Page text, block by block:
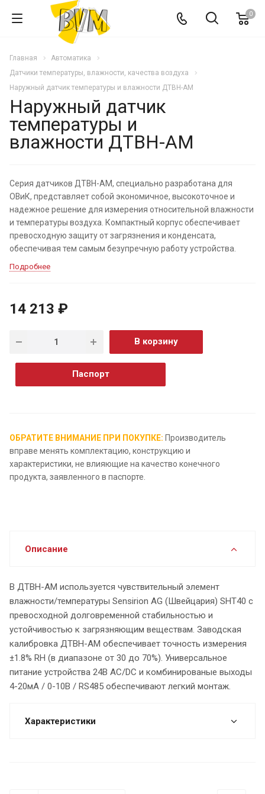
0
Главная
Автоматика
Датчики температуры, влажности, качества воздуха
Наружный датчик температуры и влажности ДТВН-АМ
Наружный датчик
температуры и
влажности ДТВН-АМ
Серия датчиков ДТВН-АМ, специально разработана для
ОВиК, представляет собой экономичное, высокоточное и
надежное решение для измерения относительной влажности
и температуры воздуха. Компактный корпус обеспечивает
превосходную защиту от загрязнения и конденсата,
обеспечивая тем самым безупречную работу устройства.
Подробнее
14 213 ₽
В корзину
Паспорт
ОБРАТИТЕ ВНИМАНИЕ ПРИ ПОКУПКЕ: Производитель
вправе менять комплектацию, конструкцию и
характеристики, не влияющие на качество конечного
продукта, заявленного в паспорте.
Описание
В ДТВН-АМ используется чувствительный элемент
влажности/температуры Sensirion AG (Швейцария) SHT40 с
превосходной долговременной стабильностью и
устойчивостью к загрязняющим веществам. Заводская
калибровка ДТВН-АМ обеспечивает точность измерения
±1.8% RH (в диапазоне от 30 до 70%). Универсальное
питание устройства 24В АС/DC и комбинированые выходы
4-20мА / 0-10В / RS485 обеспечивают легкий монтаж.
Характеристики